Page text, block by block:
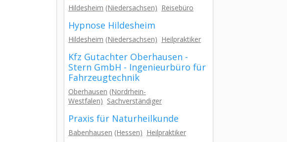
Hildesheim (Niedersachsen) Reisebüro
Hypnose Hildesheim
Hildesheim (Niedersachsen) Heilpraktiker
Kfz Gutachter Oberhausen -
Stern GmbH - Ingenieurbüro für
Fahrzeugtechnik
Oberhausen (Nordrhein-
Westfalen) Sachverständiger
Praxis für Naturheilkunde
Babenhausen (Hessen) Heilpraktiker